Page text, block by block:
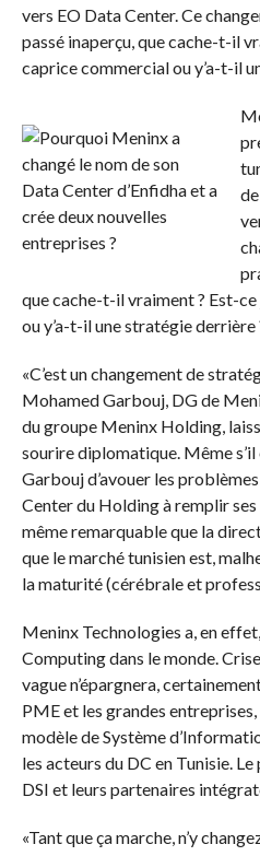
vers EO Data Center. Ce
passé inaperçu, que cache-t-il
caprice commercial ou y’a-t-il
que cache-t-il vraiment ? Est-
ou y’a-t-il une stratégie derrière
«C’est un changement de
Mohamed Garbouj, DG de
du groupe Meninx Holding,
sourire diplomatique. Même
Garbouj d’avouer les
Center du Holding à remplir
même remarquable que la
que le marché tunisien est,
la maturité (cérébrale et
Meninx Technologies a, en
Computing dans le monde.
vague n’épargnera,
PME et les grandes
modèle de Système
les acteurs du DC en Tunisie.
DSI et leurs partenaires
«Tant que ça marche, n’y